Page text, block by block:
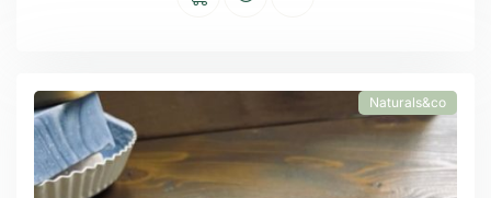
Naturals&co